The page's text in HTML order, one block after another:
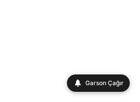
Garson Çağır